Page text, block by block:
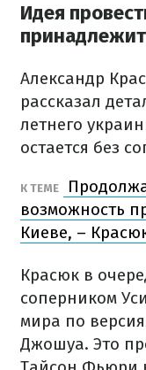
Идея
Александр
рассказал
летнего
остается без
К ТЕМЕ
возможность
Киеве, –
Красюк в
соперником
мира по
Джошуа. Это